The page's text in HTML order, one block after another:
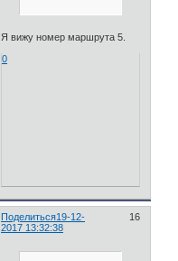
Я вижу номер маршрута 5.
0
Поделиться 16
19-12-
2017 13:32:38